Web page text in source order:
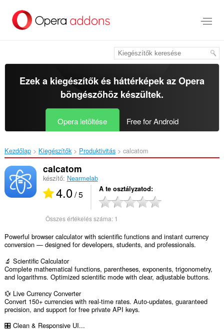
Ezek a kiegészítők és háttérképek azOpera
böngészőhözkészültek.
Opera letöltése Free for Android
Kezdőlap Kiegészítők Produktivitás calcatom‎
calcatom
készítő: Nearmelab
4.0/ 5 A te osztályzatod
Összes értékelés száma: 1
Powerful browser calculator with scientific functions and instant currency
conversion — designed for developers, students, and professionals.
🔬 Scientific Calculator
Complete mathematical functions, parentheses, exponents, trigonometry,
and logarithms. Optimized scientific mode with clear, adjustable buttons.
💱 Live Currency Converter
Convert 150+ currencies with real-time rates. Auto-updates, guaranteed
precision, and support for free private API keys.
🎛️ Clean & Responsive UI...